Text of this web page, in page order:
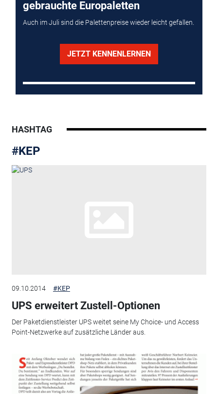
gebrauchte Europaletten
Auch im Juli sind die Palettenpreise wieder leicht gefallen.
JETZT KENNENLERNEN
HASHTAG
#KEP
09.10.2014 #KEP
UPS erweitert Zustell-Optionen
Der Paketdienstleister UPS weitet seine My Choice- und Access
Point-Netzwerke auf zusätzliche Länder aus.